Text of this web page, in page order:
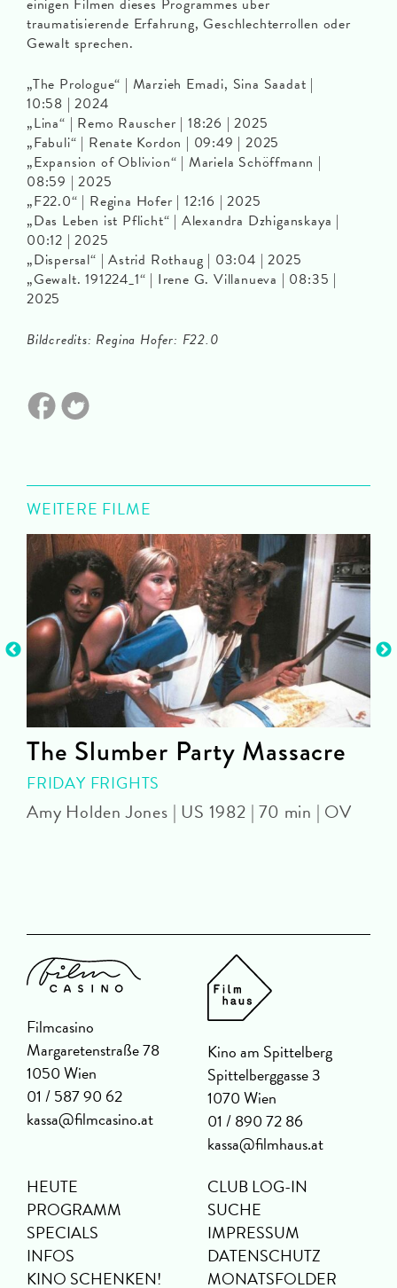
einigen Filmen dieses Programmes über
traumatisierende Erfahrung, Geschlechterrollen oder
Gewalt sprechen.
„The Prologue“ | Marzieh Emadi, Sina Saadat |
10:58 | 2024
„Lina“ | Remo Rauscher | 18:26 | 2025
„Fabuli“ | Renate Kordon | 09:49 | 2025
„Expansion of Oblivion“ | Mariela Schöffmann |
08:59 | 2025
„F22.0“ | Regina Hofer | 12:16 | 2025
„Das Leben ist Pflicht“ | Alexandra Dzhiganskaya |
00:12 | 2025
„Dispersal“ | Astrid Rothaug | 03:04 | 2025
„Gewalt. 191224_1“ | Irene G. Villanueva | 08:35 |
2025
Bildcredits: Regina Hofer: F22.0
WEITERE FILME
The Slumber Party Massacre
FRIDAY FRIGHTS
Amy Holden Jones | US 1982 | 70 min | OV
Filmcasino
Margaretenstraße 78
1050 Wien
01 / 587 90 62
kassa@filmcasino.at
Kino am Spittelberg
Spittelberggasse 3
1070 Wien
01 / 890 72 86
kassa@filmhaus.at
HEUTE
PROGRAMM
SPECIALS
INFOS
KINO SCHENKEN!
CLUB LOG-IN
SUCHE
IMPRESSUM
DATENSCHUTZ
MONATSFOLDER